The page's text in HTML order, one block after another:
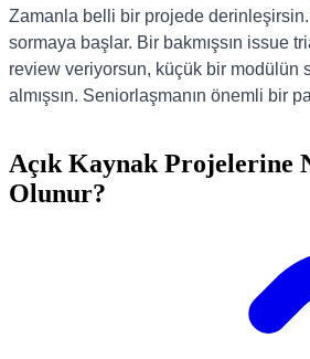
Zamanla belli bir projede
sormaya başlar. Bir bakmışsın issue
review veriyorsun, küçük bir modülün
almışsın. Seniorlaşmanın önemli bir
Açık Kaynak Projelerine
Olunur?